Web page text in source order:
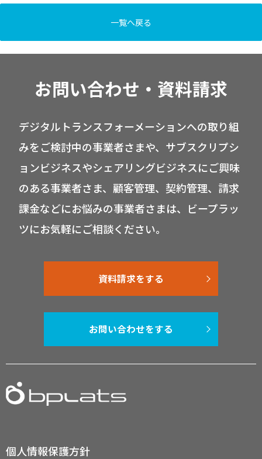
一覧へ戻る
お問い合わせ・資料請求
デジタルトランスフォーメーションへの取り組
みをご検討中の事業者さまや、サブスクリプシ
ョンビジネスやシェアリングビジネスにご興味
のある事業者さま、顧客管理、契約管理、請求
課金などにお悩みの事業者さまは、ビープラッ
ツにお気軽にご相談ください。
資料請求をする
お問い合わせをする
個人情報保護方針